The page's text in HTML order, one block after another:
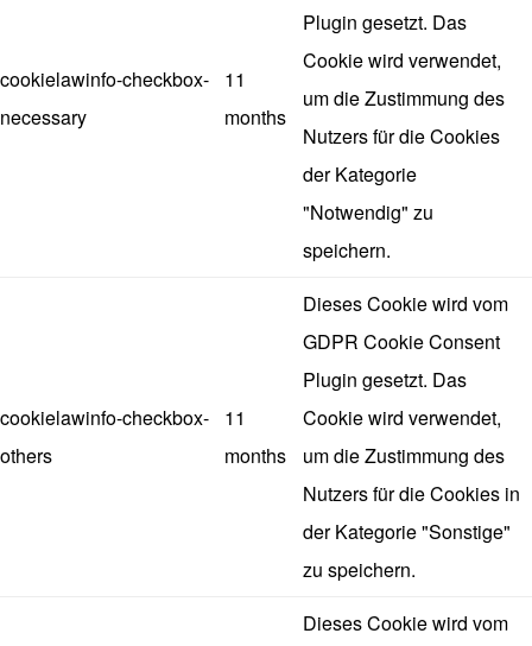
cookielawinfo-checkbox-
necessary
11
months
Plugin gesetzt. Das
Cookie wird verwendet,
um die Zustimmung des
Nutzers für die Cookies
der Kategorie
"Notwendig" zu
speichern.
cookielawinfo-checkbox-
others
11
months
Dieses Cookie wird vom
GDPR Cookie Consent
Plugin gesetzt. Das
Cookie wird verwendet,
um die Zustimmung des
Nutzers für die Cookies in
der Kategorie "Sonstige"
zu speichern.
Dieses Cookie wird vom